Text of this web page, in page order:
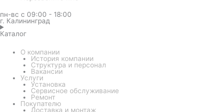
пн-вс с 09:00 - 18:00
г. Калининград
Каталог
О компании
История компании
Структура и персонал
Вакансии
Услуги
Установка
Сервисное обслуживание
Ремонт
Покупателю
Доставка и монтаж